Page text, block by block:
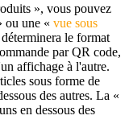
», vous pouvez
ou une « vue sous
le format
par QR code,
affichage à l'autre.
sous forme de
des autres. La «
en dessous des